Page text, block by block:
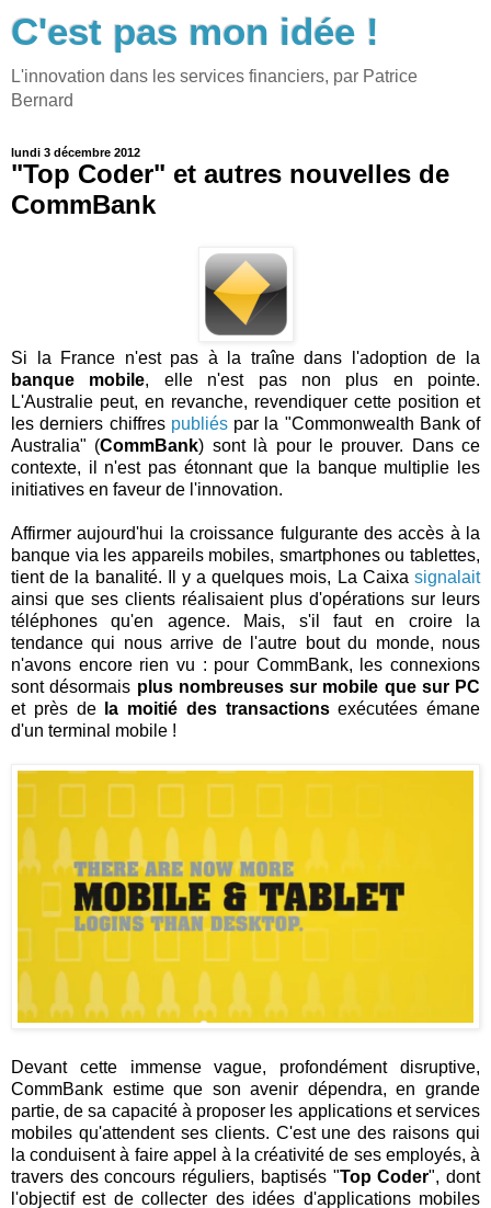
C'est pas mon idée !
L'innovation dans les services financiers, par Patrice
Bernard
lundi 3 décembre 2012
"Top Coder" et autres nouvelles de
CommBank
Si la France n'est pas à la traîne dans l'adoption de la
banque mobile, elle n'est pas non plus en pointe.
L'Australie peut, en revanche, revendiquer cette position et
les derniers chiffres publiéspar la "Commonwealth Bank of
Australia" (CommBank) sont là pour le prouver. Dans ce
contexte, il n'est pas étonnant que la banque multiplie les
initiatives en faveur de l'innovation.
Affirmer aujourd'hui la croissance fulgurante des accès à la
banque via les appareils mobiles, smartphones ou tablettes,
tient de la banalité. Il y a quelques mois, La Caixa signalait
ainsi que ses clients réalisaient plus d'opérations sur leurs
téléphones qu'en agence. Mais, s'il faut en croire la
tendance qui nous arrive de l'autre bout du monde, nous
n'avons encore rien vu : pour CommBank, les connexions
sont désormais plus nombreuses sur mobile que sur PC
et près de
la moitié des transactionsexécutées émane
d'un terminal mobile !
Devant cette immense vague, profondément disruptive,
CommBank estime que son avenir dépendra, en grande
partie, de sa capacité à proposer les applications et services
mobiles qu'attendent ses clients. C'est une des raisons qui
la conduisent à faire appel à la créativité de ses employés, à
travers des concours réguliers, baptisés "Top Coder", dont
l'objectif est de collecter des idées d'applications mobiles